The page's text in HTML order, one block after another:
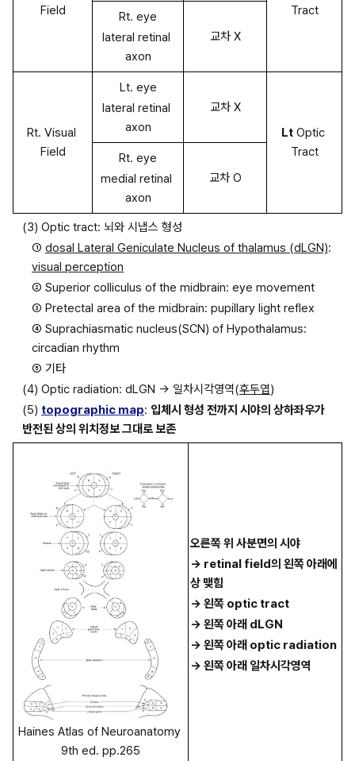
Field
Tract
Rt. eye
lateral retinal
axon
교차 X
Rt. Visual
Field
Lt. eye
lateral retinal
axon
교차 X
Lt Optic
Tract
Rt. eye
medial retinal
axon
교차 O
(3) Optic tract: 뇌와 시냅스 형성
① dosal Lateral Geniculate Nucleus of thalamus (dLGN)
visual perception
② Superior colliculus of the midbrain: eye movement
③ Pretectal area of the midbrain: pupillary light reflex
④ Suprachiasmatic nucleus(SCN) of Hypothalamus:
circadian rhythm
⑤ 기타
(4) Optic radiation: dLGN → 일차시각영역(후두엽)
(5) topographic map: 입체시 형성 전까지 시야의 상하좌우가
반전된 상의 위치정보 그대로 보존
Haines Atlas of Neuroanatomy
9th ed. pp.265
오른쪽 위 사분면의 시야
→ retinal field의 왼쪽 아래에
상 맺힘
→ 왼쪽 optic tract
→ 왼쪽 아래 dLGN
→ 왼쪽 아래 optic radiation
→ 왼쪽 아래 일차시각영역